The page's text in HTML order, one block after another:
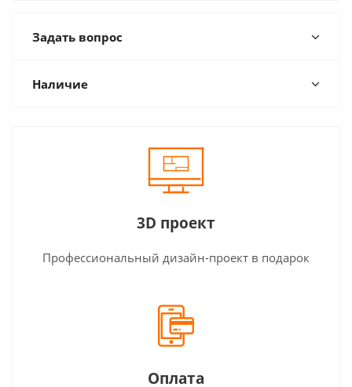
Задать вопрос
Наличие
3D проект
Профессиональный дизайн-проект в подарок
Оплата